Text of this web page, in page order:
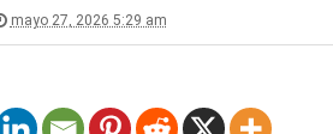
mayo 27, 2026 5:29 am